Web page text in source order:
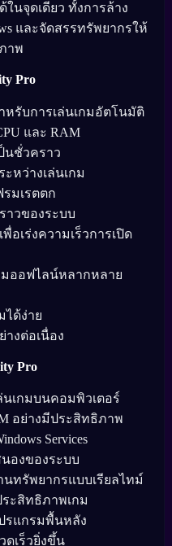
นจุดเดียว ทั้งการล้าง
และจัดสรรทรัพยากรให้
าพ
Pro
หรับการเล่นเกมอัตโนมัติ
และ RAM
นชั่วคราว
หว่างเล่นเกม
มเรตตก
าวของระบบ
พื่อเร่งความเร็วการเปิด
มออฟไลน์หลากหลาย
ได้ง่าย
างต่อเนื่อง
Pro
เกมบนคอมพิวเตอร์
อย่างมีประสิทธิภาพ
Services
องของระบบ
ทรัพยากรแบบเรียลไทม์
ะสิทธิภาพเกม
รแกรมพื้นหลัง
ดเร็วยิ่งขึ้น